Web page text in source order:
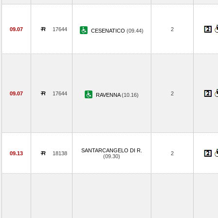
09.07 17644 CESENATICO (09.44) 2
09.07 17644 RAVENNA(10.16) 2
09.13 18138
SANTARCANGELO DI R.
(09.30)
2